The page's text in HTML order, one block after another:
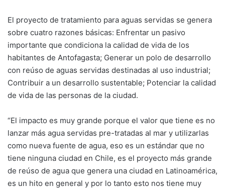
El proyecto de tratamiento para aguas servidas se genera
sobre cuatro razones básicas: Enfrentar un pasivo
importante que condiciona la calidad de vida de los
habitantes de Antofagasta; Generar un polo de desarrollo
con reúso de aguas servidas destinadas al uso industrial;
Contribuir a un desarrollo sustentable; Potenciar la calidad
de vida de las personas de la ciudad.
“El impacto es muy grande porque el valor que tiene es no
lanzar más agua servidas pre-tratadas al mar y utilizarlas
como nueva fuente de agua, eso es un estándar que no
tiene ninguna ciudad en Chile, es el proyecto más grande
de reúso de agua que genera una ciudad en Latinoamérica,
es un hito en general y por lo tanto esto nos tiene muy